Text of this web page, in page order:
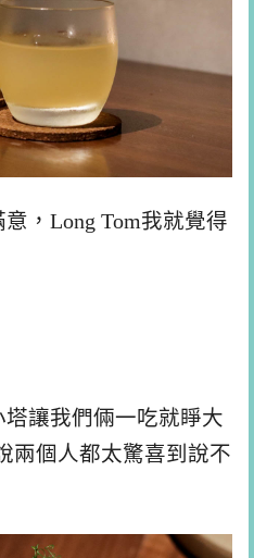
，Long Tom我就覺得
讓我們倆一吃就睜大
兩個人都太驚喜到說不